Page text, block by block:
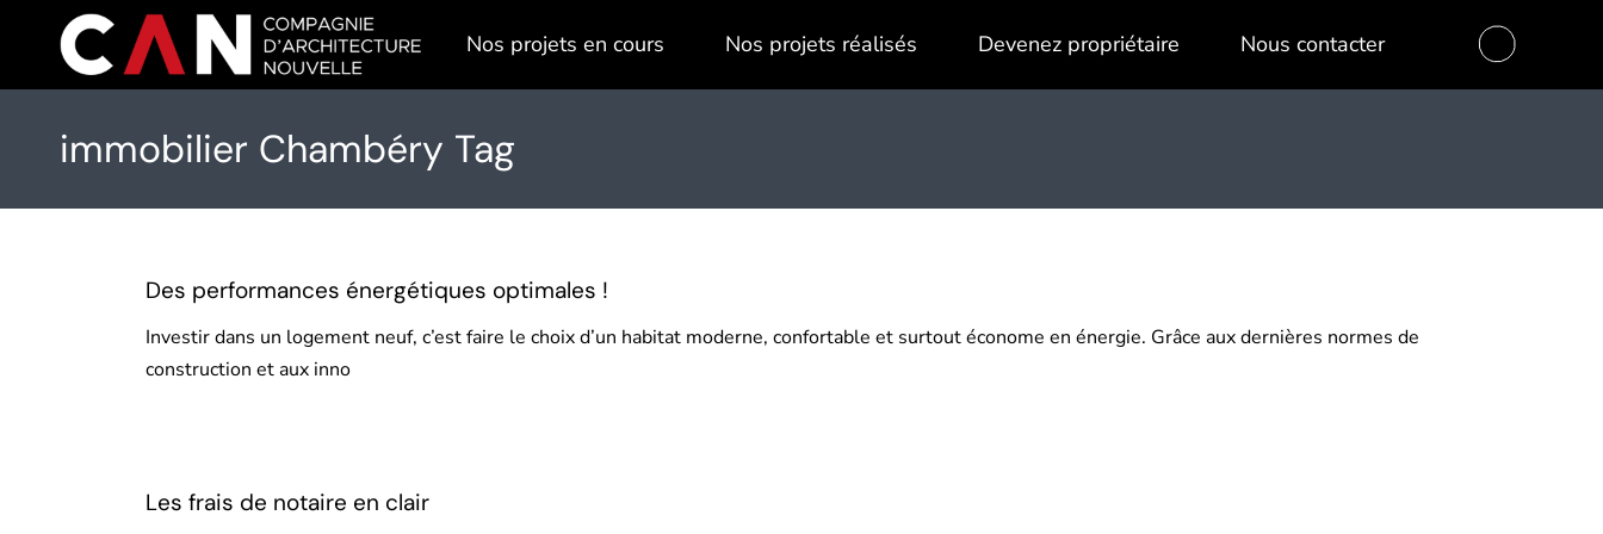
content
Nos projets en cours Nos projets réalisés Devenez propriétaire Nous contacter
immobilier Chambéry Tag
Des performances énergétiques optimales !
Investir dans un logement neuf, c’est faire le choix d’un habitat moderne, confortable et surtout économe en énergie. Grâce aux dernières normes de
construction et aux inno
Les frais de notaire en clair